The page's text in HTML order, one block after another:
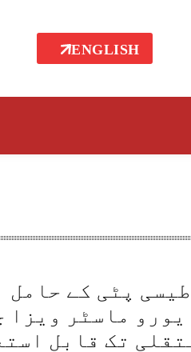
ENGLISH
پٹی کے حامل
یورو ماسٹر ویزا
تک قابل